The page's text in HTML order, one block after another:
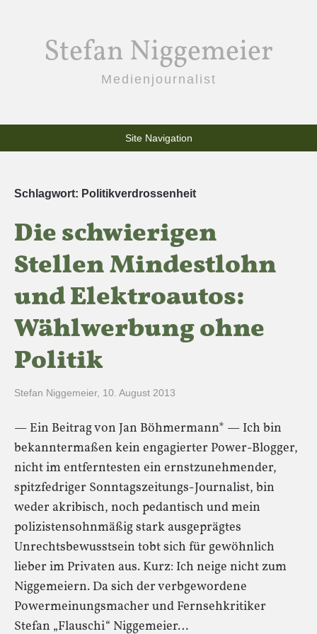
Stefan Niggemeier
Medienjournalist
Site Navigation
Schlagwort: Politikverdrossenheit
Die schwierigen
Stellen Mindestlohn
und Elektroautos:
Wählwerbung ohne
Politik
Stefan Niggemeier, 10. August 2013
— Ein Beitrag von Jan Böhmermann* — Ich bin
bekanntermaßen kein engagierter Power-Blogger,
nicht im entferntesten ein ernstzunehmender,
spitzfedriger Sonntagszeitungs-Journalist, bin
weder akribisch, noch pedantisch und mein
polizistensohnmäßig stark ausgeprägtes
Unrechtsbewusstsein tobt sich für gewöhnlich
lieber im Privaten aus. Kurz: Ich neige nicht zum
Niggemeiern. Da sich der verbgewordene
Powermeinungsmacher und Fernsehkritiker
Stefan „Flauschi“ Niggemeier…